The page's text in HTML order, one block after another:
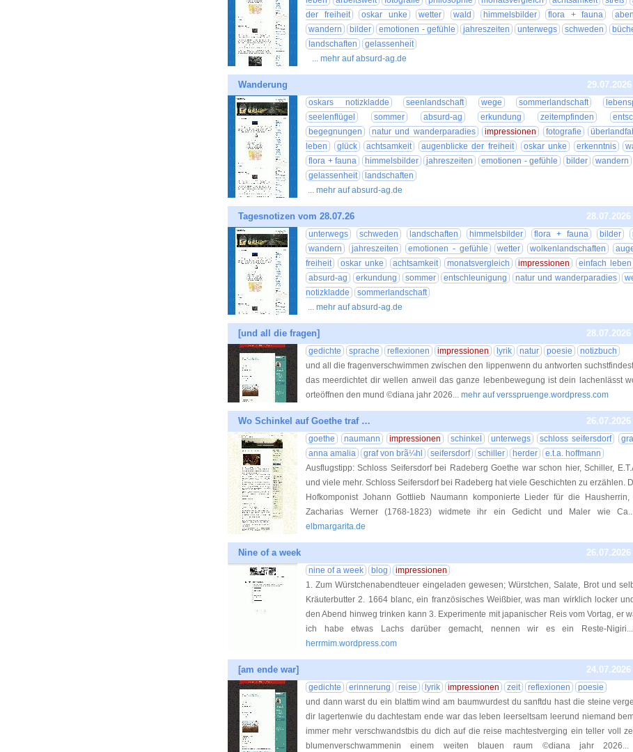
der freiheit
oskar unke wetter wald himmelsbilder flora + fauna
wandern
bilder emotionen - gefühle jahreszeiten unterwegs schweden
landschaften
gelassenheit
... mehr auf absurd-ag.de
Wanderung
oskars notizkladde seenlandschaft wege sommerlandschaft
seelenflügel
sommer absurd-ag erkundung zeitempfinden
begegnungen
natur und wanderparadies impressionen fotografie
leben
glück achtsamkeit augenblicke der freiheit oskar unke erkenntnis
flora + fauna
himmelsbilder jahreszeiten emotionen - gefühle bilder wandern
gelassenheit
landschaften
... mehr auf absurd-ag.de
Tagesnotizen vom 28.07.26
unterwegs schweden landschaften himmelsbilder flora + fauna bilder
wandern
jahreszeiten emotionen - gefühle wetter wolkenlandschaften
freiheit
oskar unke achtsamkeit monatsvergleich impressionen einfach leben
absurd-ag
erkundung sommer entschleunigung natur und wanderparadies
notizkladde
sommerlandschaft
... mehr auf absurd-ag.de
[und all die fragen]
gedichte sprache reflexionen impressionen lyrik natur poesie
notizbuch
und all die fragenverschwimmen zwischen den lippenwenn du antworten
das meerdichtet dir wellen anweil das ganze lebenbewegung ist dein lachenlässt
orteöffnen den mund ©diana jahr 2026... mehr auf versspruenge.wordpress.com
Wo Schinkel auf Goethe traf …
goethe naumann impressionen schinkel unterwegs schloss seifersdorf
anna amalia
graf von brã¼hl seifersdorf schiller herder
e.t.a. hoffmann
Ausflugstipp: Schloss Seifersdorf bei Radeberg Goethe war schon hier, Schiller,
und viele mehr. Schloss Seifersdorf bei Radeberg hat viele Geschichten zu erzählen.
Hofkomponist Johann Gottlieb Naumann komponierte Lieder für die
Zacharias Werner (1768-1823) widmete ihr ein Gedicht und Maler wie Ca
elbmargarita.de
Nine of a week
nine of a week blog
impressionen
1. Zum Würstchenabendteuer eingeladen gewesen; Würstchen, Salate, Brot und
Kräuterbutter 2. 1664 blanc, ein französisches Weißbier, was man wirklich locker
den Abend hinweg trinken kann 3. Experimente mit japanischer Reis vom Vortag, er
ich habe etwas Lachs darüber gemacht, nennen wir es ein Reste-Nigiri
herrmim.wordpress.com
[am ende war]
gedichte erinnerung reise lyrik impressionen zeit reflexionen
poesie
und dann warst du ein blattim wind am baumwurdest du sanftdu hast die steine
dir lagertenwie du dachtestam ende war das leben leerseltsam leerund niemand
immer mehr verschwandstbis du dich auf die reise machtestverging ein teller voll
blumenverschwammenin einem weiten blauen raum ©diana jahr 2026